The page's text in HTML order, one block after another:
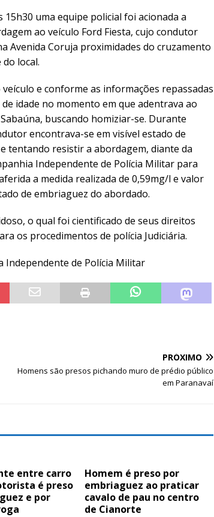
uma equipe policial foi acionada a
ao veículo Ford Fiesta, cujo condutor
Avenida Coruja proximidades do cruzamento
do local.
e conforme as informações repassadas
idade no momento em que adentrava ao
buscando homiziar-se. Durante
encontrava-se em visível estado de
tentando resistir a abordagem, diante da
Independente de Polícia Militar para
a medida realizada de 0,59mg/l e valor
de embriaguez do abordado.
o qual foi cientificado de seus direitos
os procedimentos de polícia Judiciária.
Independente de Polícia Militar
PRÓXIMO
Homens são presos pichando muro de prédio público
em Paranavaí
entre carro
é preso
e por
Homem é preso por
embriaguez ao praticar
cavalo de pau no centro
de Cianorte